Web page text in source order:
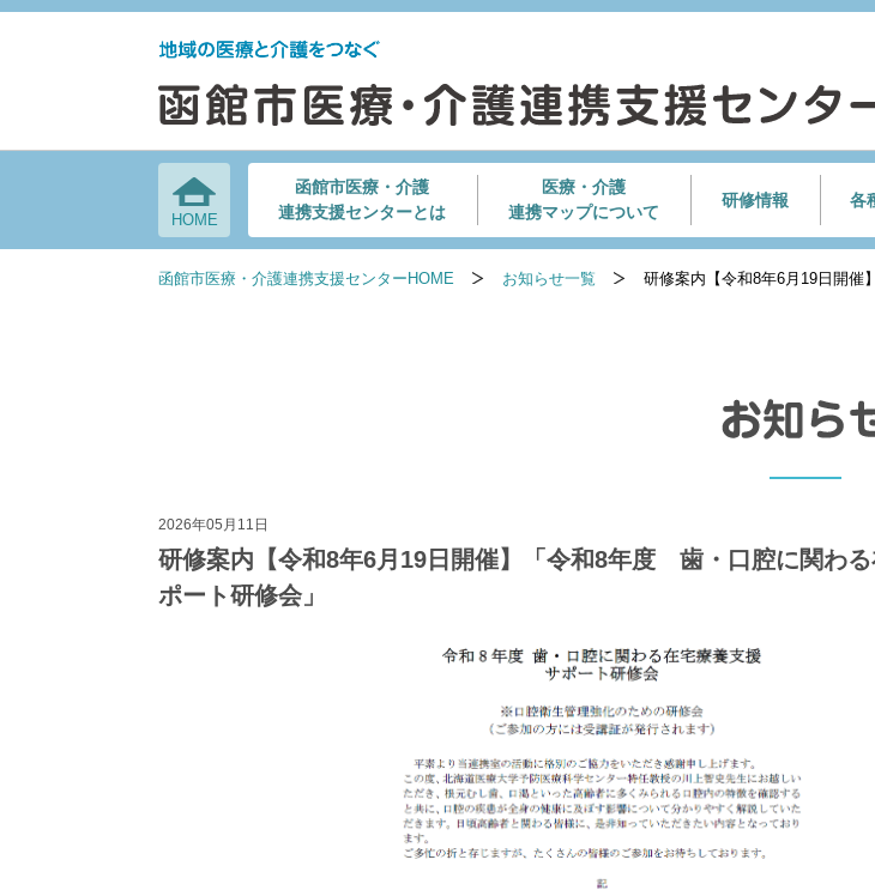
HOME
函館市医療・介護
連携支援センターとは
医療・介護
連携マップについて
研修情報 各
函館市医療・介護連携支援センターHOME お知らせ一覧 研修案内【令和8年6月19日開催
2026年05月11日
研修案内【令和8年6月19日開催】「令和8年度 歯・口腔に関わ
ポート研修会」